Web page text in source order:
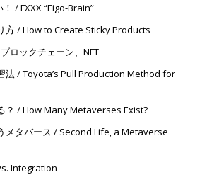
/ FXXX “Eigo-Brain”
方 / How to Create Sticky Products
ロックチェーン、NFT
法 / Toyota’s Pull Production Method for
？ / How Many Metaverses Exist?
メタバース / Second Life, a Metaverse
Integration